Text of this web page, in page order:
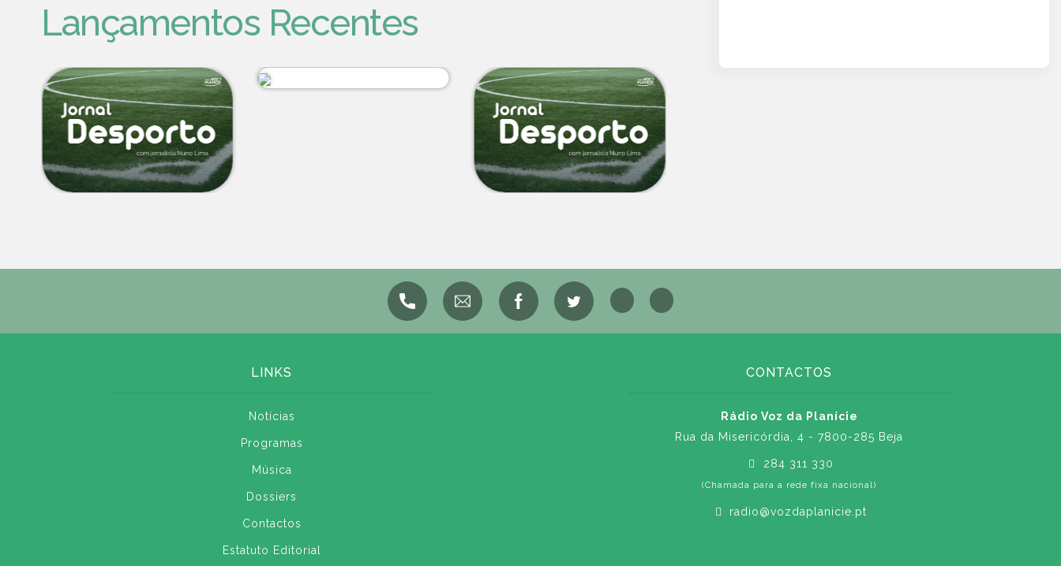
Lançamentos Recentes
LINKS
Notícias
Programas
Música
Dossiers
Contactos
Estatuto Editorial
CONTACTOS
Rádio Voz da Planície
Rua da Misericórdia, 4 - 7800-285 Beja
284 311 330
(Chamada para a rede fixa nacional)
radio@vozdaplanicie.pt